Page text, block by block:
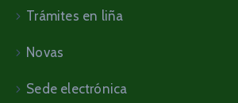
Trámites en liña
Novas
Sede electrónica